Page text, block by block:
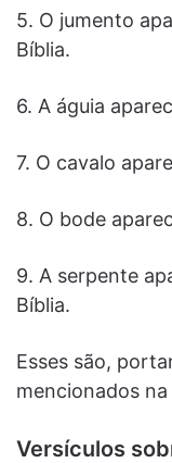
5. O jumento
Bíblia.
6. A águia
7. O cavalo
8. O bode
9. A serpente
Bíblia.
Esses são,
mencionados na
Versículos